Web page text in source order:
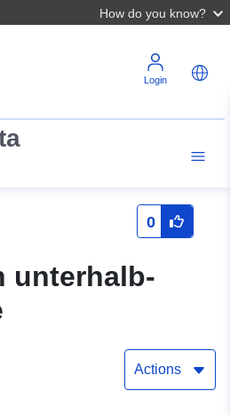
How do you know?
Login
0
unterhalb-
Actions